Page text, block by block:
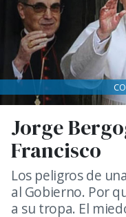
Jorge
Francisco
Los peligros de
al Gobierno. Por
a su tropa. El